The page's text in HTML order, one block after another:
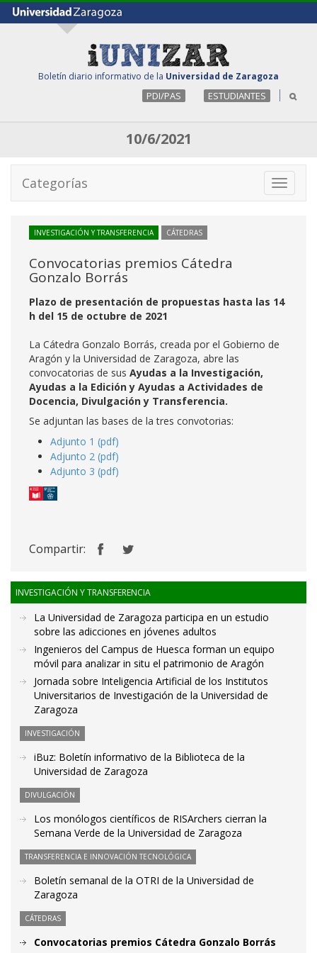
Boletín diario informativo de la Universidad de Zaragoza
PDI/PAS ESTUDIANTES
10/6/2021
Toggle
Categorías
INVESTIGACIÓN Y TRANSFERENCIA CÁTEDRAS
Convocatorias premios Cátedra
Gonzalo Borrás
Plazo de presentación de propuestas hasta las 14
h del 15 de octubre de 2021
La Cátedra Gonzalo Borrás, creada por el Gobierno de
Aragón y la Universidad de Zaragoza, abre las
convocatorias de sus Ayudas a la Investigación,
Ayudas a la Edición y Ayudas a Actividades de
Docencia, Divulgación y Transferencia.
Se adjuntan las bases de la tres convotorias:
Adjunto 1 (pdf)
Adjunto 2 (pdf)
Adjunto 3 (pdf)
Compartir:
INVESTIGACIÓN Y TRANSFERENCIA
La Universidad de Zaragoza participa en un estudio
sobre las adicciones en jóvenes adultos
Ingenieros del Campus de Huesca forman un equipo
móvil para analizar in situ el patrimonio de Aragón
Jornada sobre Inteligencia Artificial de los Institutos
Universitarios de Investigación de la Universidad de
Zaragoza
INVESTIGACIÓN
iBuz: Boletín informativo de la Biblioteca de la
Universidad de Zaragoza
DIVULGACIÓN
Los monólogos científicos de RISArchers cierran la
Semana Verde de la Universidad de Zaragoza
TRANSFERENCIA E INNOVACIÓN TECNOLÓGICA
Boletín semanal de la OTRI de la Universidad de
Zaragoza
CÁTEDRAS
Convocatorias premios Cátedra Gonzalo Borrás